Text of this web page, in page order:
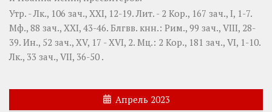
Утр. -Лк., 106 зач., XXI, 12-19.Лит. - 2 Кор., 167 зач., I, 1-7.
Мф., 88 зач., XXI, 43-46. Блгвв. кнн.: Рим., 99 зач., VIII, 28-
39. Ин., 52 зач., XV, 17 - XVI, 2. Мц.: 2 Кор., 181 зач., VI, 1-10.
Лк., 33 зач., VII, 36-50 .
Апрель 2023